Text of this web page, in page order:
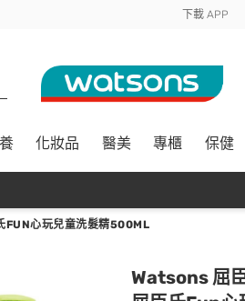
下載 APP
化妝品 醫美 專櫃 保健
FUN心玩兒童洗髮精500ML
Watsons 屈